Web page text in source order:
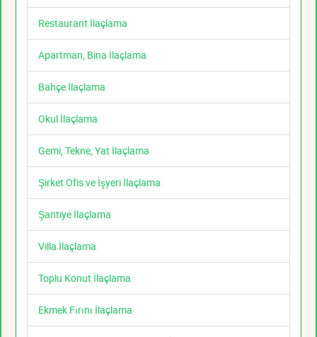
Restaurant İlaçlama
Apartman, Bina İlaçlama
Bahçe İlaçlama
Okul İlaçlama
Gemi, Tekne, Yat İlaçlama
Şirket Ofis ve İşyeri İlaçlama
Şantiye İlaçlama
Villa İlaçlama
Toplu Konut İlaçlama
Ekmek Fırını İlaçlama